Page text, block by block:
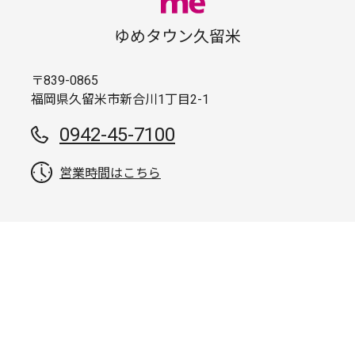
ゆめタウン久留米
〒839-0865
福岡県久留米市新合川1丁目2-1
0942-45-7100
営業時間はこちら